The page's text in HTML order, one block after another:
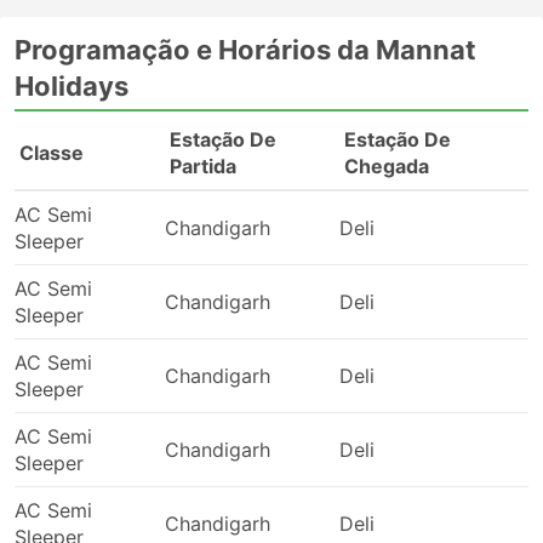
Gurgaon - Roorkee
Gurgaon - Dehradun
Manali - Sonipat
Rupnagar - Mohali
Punjab - Delhi
Behror - Delhi
Gurgaon - Rajastão
Punjab - Ghaziabad
Rudrapur - Nainital
Mohali - Rupnagar
Rishikesh - Roorkee
Rishikesh - Dehradun
Noida - Muzaffarnagar
Programação e Horários da Mannat
Holidays
Classe
Estação De
Partida
Estação De
Chegada
AC Semi
Sleeper
Chandigarh Deli
AC Semi
Sleeper
Chandigarh Deli
AC Semi
Sleeper
Chandigarh Deli
AC Semi
Sleeper
Chandigarh Deli
AC Semi
Sleeper
Chandigarh Deli